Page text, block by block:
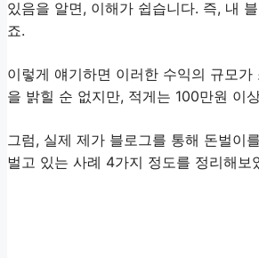
있음을 알면, 이해가 쉽습니다. 즉, 내
죠.
이렇게 얘기하면 이러한 수익의 규모
을 밝힐 순 없지만, 적게는 100만원 이
그럼, 실제 제가 블로그를 통해 돈벌이
벌고 있는 사례 4가지 정도를 정리해보